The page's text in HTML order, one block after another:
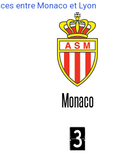
entre Monaco et Lyon
Monaco
3